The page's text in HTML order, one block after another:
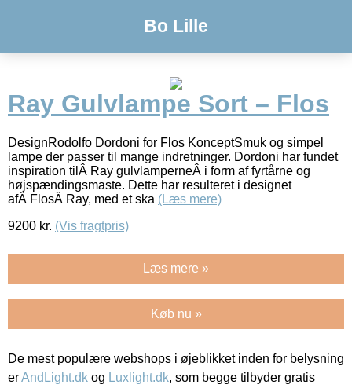
Bo Lille
Ray Gulvlampe Sort – Flos
DesignRodolfo Dordoni for Flos KonceptSmuk og simpel
lampe der passer til mange indretninger. Dordoni har fundet
inspiration tilÂ Ray gulvlamperneÂ i form af fyrtårne og
højspændingsmaste. Dette har resulteret i designet
afÂ FlosÂ Ray, med et ska (Læs mere)
9200 kr. (Vis fragtpris)
Læs mere »
Køb nu »
De mest populære webshops i øjeblikket inden for belysning
erAndLight.dk og Luxlight.dk, som begge tilbyder gratis